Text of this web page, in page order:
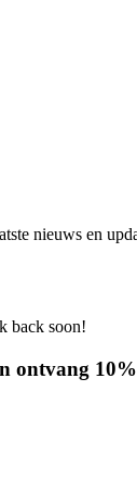
nieuws en
back soon!
ontvang